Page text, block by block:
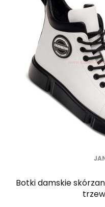
Botki damskie